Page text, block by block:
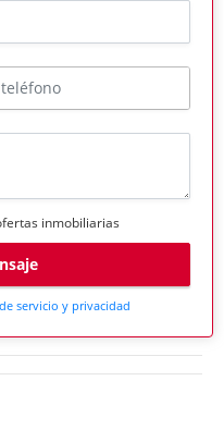
inmobiliarias
servicio y privacidad